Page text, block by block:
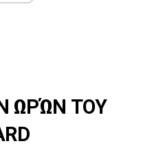
ΩΡΏΝ ΤΟΥ